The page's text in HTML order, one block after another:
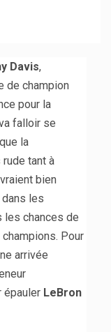
Davis,
de champion
pour la
falloir se
la
tant à
bien
les
les chances de
Pour
arrivée
épauler LeBron